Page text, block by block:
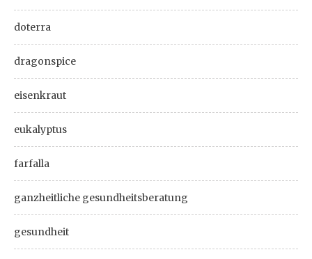
doterra
dragonspice
eisenkraut
eukalyptus
farfalla
ganzheitliche gesundheitsberatung
gesundheit